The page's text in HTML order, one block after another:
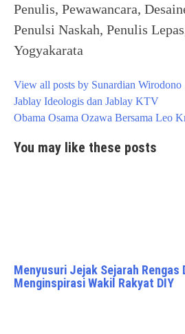
Penulis, Pewawancara,
Penulsi Naskah, Penulis
Yogyakarata
View all posts by Sunardian Wirodono
Post
navigation
Jablay Ideologis dan Jablay KTV
Obama Osama Ozawa Bersama Leo
You may like these posts
Menyusuri Jejak Sejarah Rengas
Menginspirasi Wakil Rakyat DIY